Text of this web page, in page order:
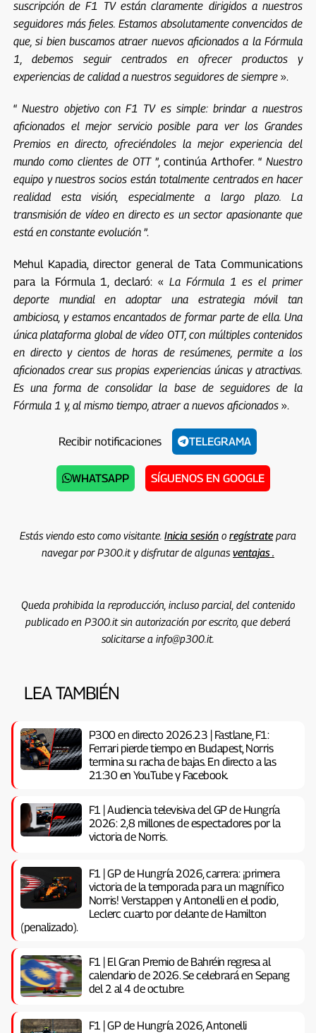
suscripción de F1 TV están claramente dirigidos a nuestros
seguidores más fieles. Estamos absolutamente convencidos de
que, si bien buscamos atraer nuevos aficionados a la Fórmula
1, debemos seguir centrados en ofrecer productos y
experiencias de calidad a nuestros seguidores de siempre».
“Nuestro objetivo con F1 TV es simple: brindar a nuestros
aficionados el mejor servicio posible para ver los Grandes
Premios en directo, ofreciéndoles la mejor experiencia del
mundo como clientes de OTT”, continúa Arthofer. “Nuestro
equipo y nuestros socios están totalmente centrados en hacer
realidad esta visión, especialmente a largo plazo. La
transmisión de vídeo en directo es un sector apasionante que
está en constante evolución”.
Mehul Kapadia, director general de Tata Communications
para la Fórmula 1, declaró: « La Fórmula 1 es el primer
deporte mundial en adoptar una estrategia móvil tan
ambiciosa, y estamos encantados de formar parte de ella. Una
única plataforma global de vídeo OTT, con múltiples contenidos
en directo y cientos de horas de resúmenes, permite a los
aficionados crear sus propias experiencias únicas y atractivas.
Es una forma de consolidar la base de seguidores de la
Fórmula 1 y, al mismo tiempo, atraer a nuevos aficionados».
Recibir notificaciones TELEGRAMA
WHATSAPP SÍGUENOS EN GOOGLE
Estás viendo esto como visitante. Inicia sesióno regístratepara
navegar por P300.it y disfrutar de algunasventajas .
Queda prohibida la reproducción, incluso parcial, del contenido
publicado en P300.it sin autorización por escrito, que deberá
solicitarse a info@p300.it.
LEA TAMBIÉN
P300 en directo 2026.23 | Fastlane, F1:
Ferrari pierde tiempo en Budapest, Norris
termina su racha de bajas. En directo a las
21:30 en YouTube y Facebook.
F1 | Audiencia televisiva del GP de Hungría
2026: 2,8 millones de espectadores por la
victoria de Norris.
F1 | GP de Hungría 2026, carrera: ¡primera
victoria de la temporada para un magnífico
Norris! Verstappen y Antonelli en el podio,
Leclerc cuarto por delante de Hamilton
(penalizado).
F1 | El Gran Premio de Bahréin regresa al
calendario de 2026. Se celebrará en Sepang
del 2 al 4 de octubre.
F1 | GP de Hungría 2026, Antonelli